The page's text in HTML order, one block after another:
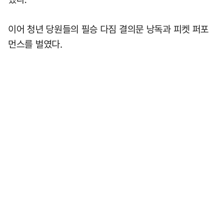
이어 청년 당원들의 필승 다짐 결의문 낭독과 피켓 퍼포
먼스를 벌였다.